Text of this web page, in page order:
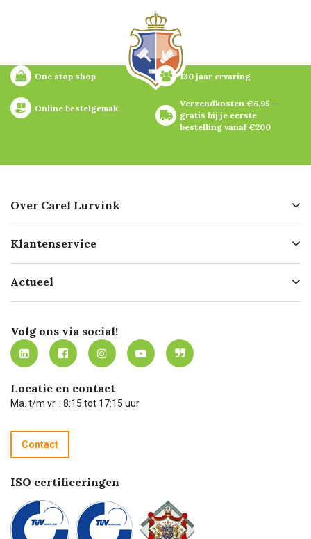
One stop shop 130 jaar ervaring
Online bestelgemak
Verzendkosten €6,95 –
gratis bij je eerste
bestelling vanaf €200
Over Carel Lurvink
Geschiedenis
Missie
Werken bij Carel Lurvink
MVO
Klantenservice
Bezorgen
Mijn Carel Lurvink
Mijn Carel Lurvink instructievideo's
Carel Lurvink App
Hulp op afstand
Technische dienst
Recycle programma
Betalen
Actueel
Innovation LAB
Tevreden klanten
Carel Lurvink Blog
Carel de podcast
Volg ons via social!
Locatie en contact
Ma. t/m vr. : 8:15 tot 17:15 uur
Contact
ISO certificeringen